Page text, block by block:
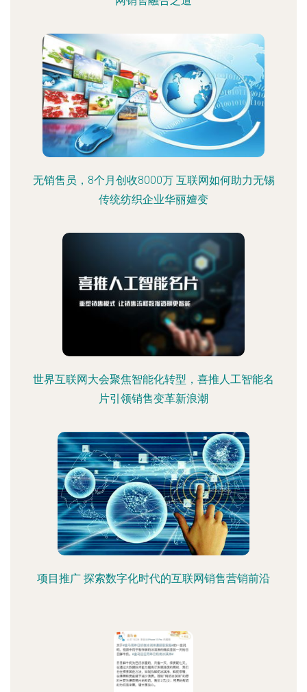
无销售员，8个月创收8000万 互联网如何助力无锡
传统纺织企业华丽嬗变
世界互联网大会聚焦智能化转型，喜推人工智能名
片引领销售变革新浪潮
项目推广 探索数字化时代的互联网销售营销前沿